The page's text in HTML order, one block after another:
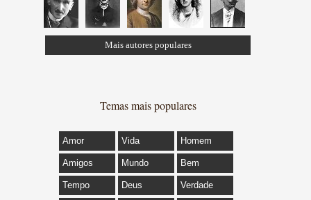
Mais autores populares
Temas mais populares
Amor Vida Homem
Amigos Mundo Bem
Tempo Deus Verdade